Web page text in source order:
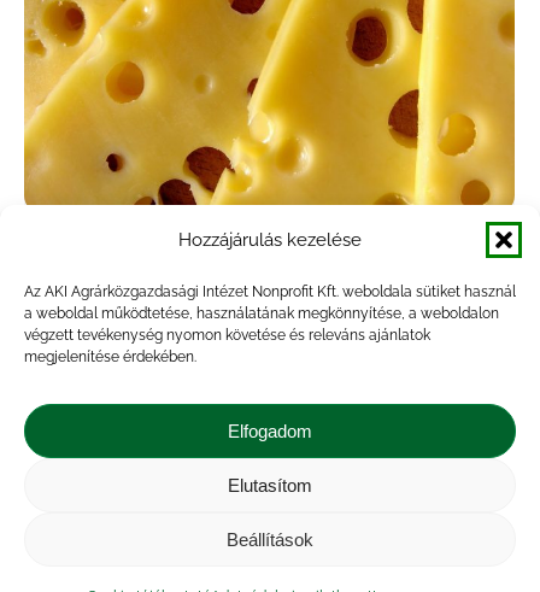
Hozzájárulás kezelése
Az AKI Agrárközgazdasági Intézet Nonprofit Kft. weboldala sütiket használ
a weboldal működtetése, használatának megkönnyítése, a weboldalon
végzett tevékenység nyomon követése és releváns ajánlatok
megjelenítése érdekében.
Elfogadom
Elutasítom
Beállítások
Csökkent a hosszan friss tej, a tejföl, a
trappista sajt és a vaj fogyasztói ára
Hírek Byveresa 2023.09.20.
százalékkal, Új-Zélandon 27 százalékkal, az
USA-ban 32 százalékkal csökkent az egy évvel